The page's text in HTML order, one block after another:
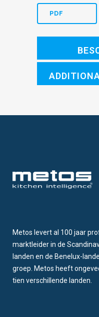
8/5
quantity
PDF
Metos levert al 100 jaar
marktleider in de
landen en de Benelux-
groep. Metos heeft
tien verschillende landen.